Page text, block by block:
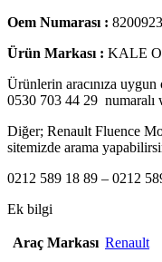
Oem Numarası :
Ürün Markası : KALE
Ürünlerin aracınıza
0530 703 44 29 numaralı
Diğer; Renault Fluence
sitemizde arama
0212 589 18 89 – 0212
Ek bilgi
Araç Markası Renault